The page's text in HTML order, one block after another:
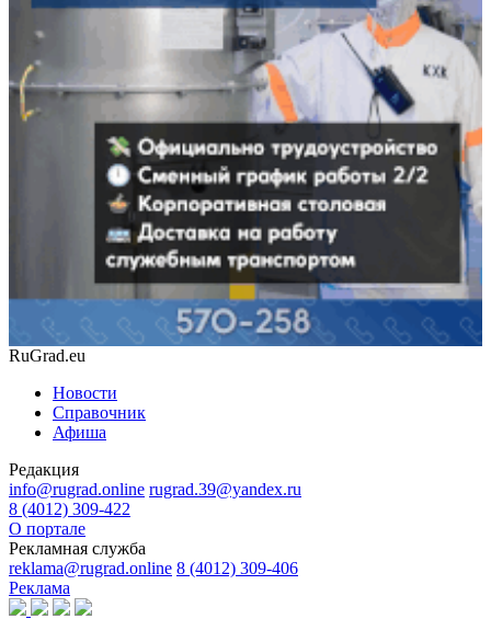
RuGrad.eu
Новости
Справочник
Афиша
Редакция
info@rugrad.online rugrad.39@yandex.ru
8 (4012) 309-422
О портале
Рекламная служба
reklama@rugrad.online 8 (4012) 309-406
Реклама